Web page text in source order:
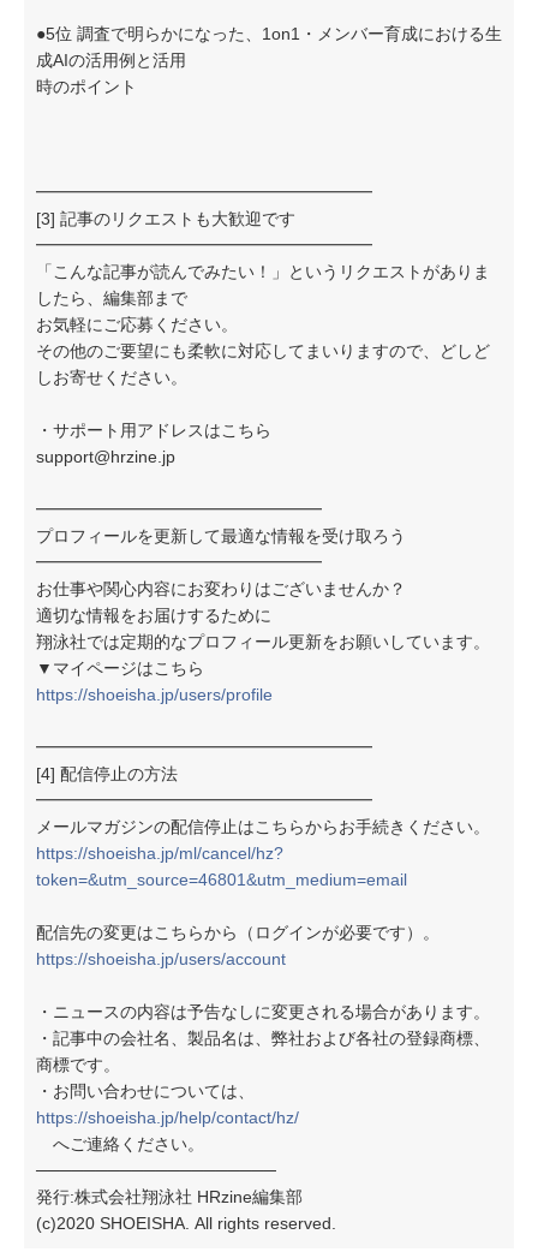
●5位 調査で明らかになった、1on1・メンバー育成における生
成AIの活用例と活用
時のポイント
━━━━━━━━━━━━━━━━━━━━
[3] 記事のリクエストも大歓迎です
━━━━━━━━━━━━━━━━━━━━
「こんな記事が読んでみたい！」というリクエストがありま
したら、編集部まで
お気軽にご応募ください。
その他のご要望にも柔軟に対応してまいりますので、どしど
しお寄せください。
・サポート用アドレスはこちら
support@hrzine.jp
━━━━━━━━━━━━━━━━━
プロフィールを更新して最適な情報を受け取ろう
━━━━━━━━━━━━━━━━━
お仕事や関心内容にお変わりはございませんか？
適切な情報をお届けするために
翔泳社では定期的なプロフィール更新をお願いしています。
▼マイページはこちら
https://shoeisha.jp/users/profile
━━━━━━━━━━━━━━━━━━━━
[4] 配信停止の方法
━━━━━━━━━━━━━━━━━━━━
メールマガジンの配信停止はこちらからお手続きください。
https://shoeisha.jp/ml/cancel/hz?
token=&utm_source=46801&utm_medium=email
配信先の変更はこちらから（ログインが必要です）。
https://shoeisha.jp/users/account
・ニュースの内容は予告なしに変更される場合があります。
・記事中の会社名、製品名は、弊社および各社の登録商標、
商標です。
・お問い合わせについては、
https://shoeisha.jp/help/contact/hz/
へご連絡ください。
────────────────────
発行:株式会社翔泳社 HRzine編集部
(c)2020 SHOEISHA. All rights reserved.